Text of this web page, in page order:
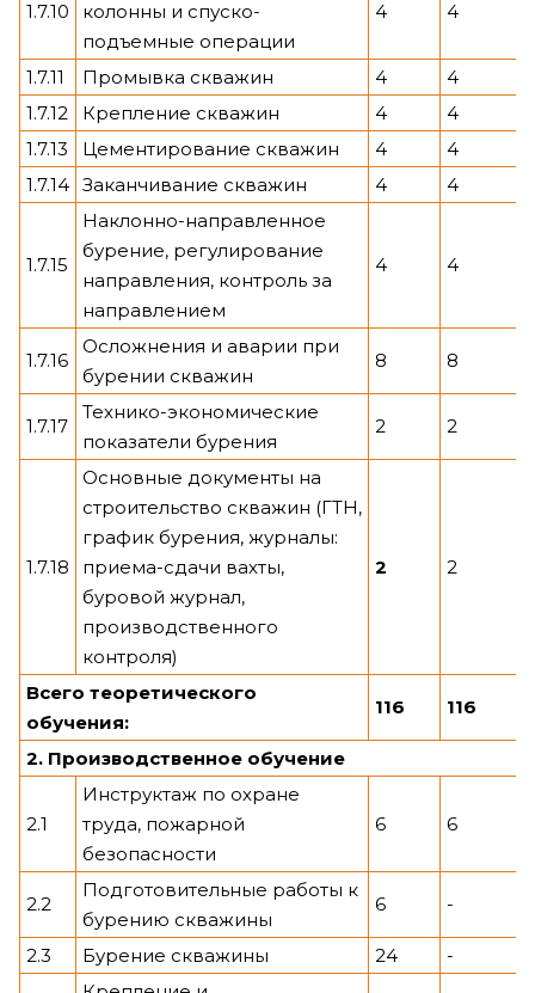
1.7.10
колонны и спуско-
подъемные операции
4 4
1.7.11 Промывка скважин 4
4
1.7.12
Крепление скважин 4
4
1.7.13
Цементирование скважин 4
4
1.7.14 Заканчивание скважин 4 4
1.7.15
Наклонно-направленное
бурение, регулирование
направления, контроль за
направлением
4 4
1.7.16
Осложнения и аварии при
бурении скважин
8 8
1.7.17
Технико-экономические
показатели бурения
2 2
1.7.18
Основные документы на
строительство скважин (ГТН,
график бурения, журналы:
приема-сдачи вахты,
буровой журнал,
производственного
контроля)
2 2
Всего теоретического
обучения:
116 116
2. Производственное обучение
2.1
Инструктаж по охране
труда, пожарной
безопасности
6 6
2.2
Подготовительные работы к
бурению скважины
6 -
2.3 Бурение скважины 24
-